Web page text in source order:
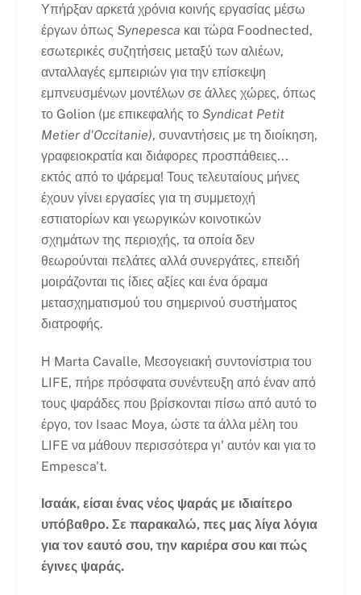
Υπήρξαν αρκετά χρόνια κοινής εργασίας μέσω
έργων όπως Synepesca και τώρα Foodnected,
εσωτερικές συζητήσεις μεταξύ των αλιέων,
ανταλλαγές εμπειριών για την επίσκεψη
εμπνευσμένων μοντέλων σε άλλες χώρες, όπως
το Golion (με επικεφαλής το Syndicat Petit
Metier d'Occitanie), συναντήσεις με τη διοίκηση,
γραφειοκρατία και διάφορες προσπάθειες...
εκτός από το ψάρεμα! Τους τελευταίους μήνες
έχουν γίνει εργασίες για τη συμμετοχή
εστιατορίων και γεωργικών κοινοτικών
σχημάτων της περιοχής, τα οποία δεν
θεωρούνται πελάτες αλλά συνεργάτες, επειδή
μοιράζονται τις ίδιες αξίες και ένα όραμα
μετασχηματισμού του σημερινού συστήματος
διατροφής.
Η Marta Cavalle, Μεσογειακή συντονίστρια του
LIFE, πήρε πρόσφατα συνέντευξη από έναν από
τους ψαράδες που βρίσκονται πίσω από αυτό το
έργο, τον Isaac Moya, ώστε τα άλλα μέλη του
LIFE να μάθουν περισσότερα γι' αυτόν και για το
Empesca't.
Ισαάκ, είσαι ένας νέος ψαράς με ιδιαίτερο
υπόβαθρο. Σε παρακαλώ, πες μας λίγα λόγια
για τον εαυτό σου, την καριέρα σου και πώς
έγινες ψαράς.